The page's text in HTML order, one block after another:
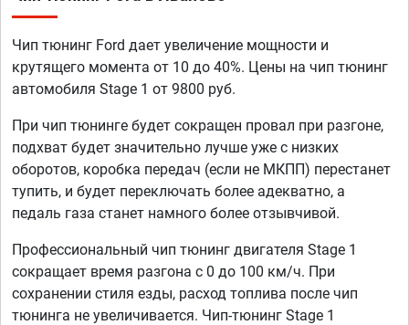
Чип тюнинг Ford дает увеличение мощности и
крутящего момента от 10 до 40%. Цены на чип тюнинг
автомобиля Stage 1 от 9800 руб.
При чип тюнинге будет сокращен провал при разгоне,
подхват будет значительно лучше уже с низких
оборотов, коробка передач (если не МКПП) перестанет
тупить, и будет переключать более адекватно, а
педаль газа станет намного более отзывчивой.
Профессиональный чип тюнинг двигателя Stage 1
сокращает время разгона с 0 до 100 км/ч. При
сохранении стиля езды, расход топлива после чип
тюнинга не увеличивается. Чип-тюнинг Stage 1